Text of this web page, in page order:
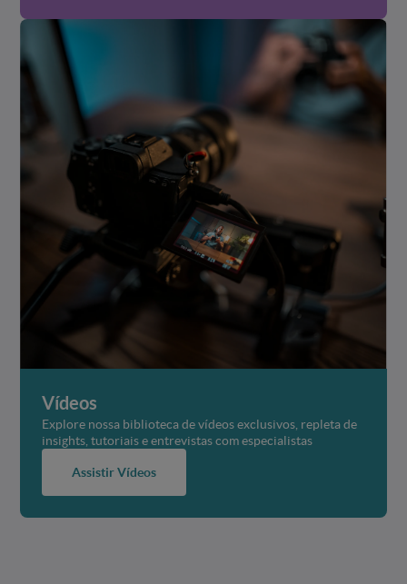
Vídeos
Explore nossa biblioteca de vídeos exclusivos, repleta de
insights, tutoriais e entrevistas com especialistas
Assistir Vídeos